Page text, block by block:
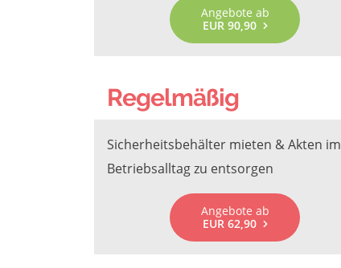
Angebote ab
EUR 90,90
Regelmäßig
Sicherheitsbehälter mieten & Akten im
Betriebsalltag zu entsorgen
Angebote ab
EUR 62,90